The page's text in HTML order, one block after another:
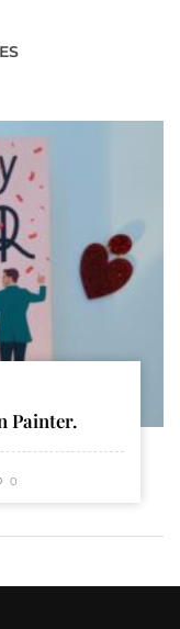
Painter.
0